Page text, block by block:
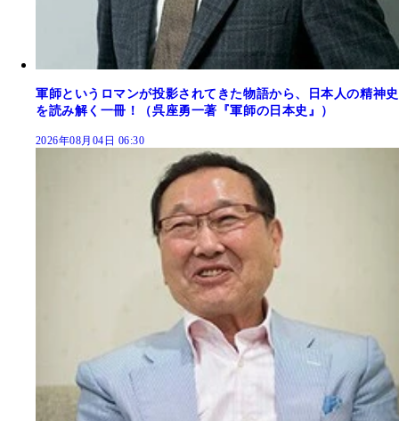
軍師というロマンが投影されてきた物語から、日本人の精神史
を読み解く一冊！（呉座勇一著『軍師の日本史』）
2026年08月04日 06:30